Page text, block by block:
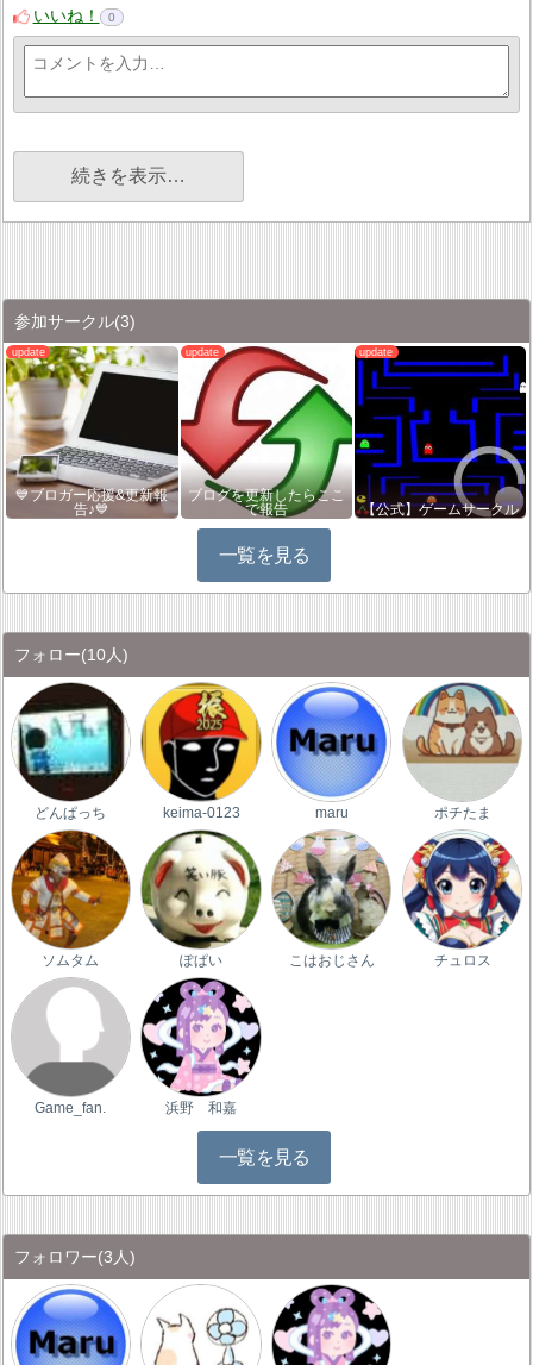
いいね！
0
続きを表示…
参加サークル(3)
💙ブロガー応援&更新報
告♪💙
ブログを更新したらここ
で報告
【公式】ゲームサークル
一覧を見る
フォロー(10人)
どんぱっち keima-0123 maru ポチたま
ソムタム ぽぱい こはおじさん チュロス
Game_fan. 浜野 和嘉
一覧を見る
フォロワー(3人)